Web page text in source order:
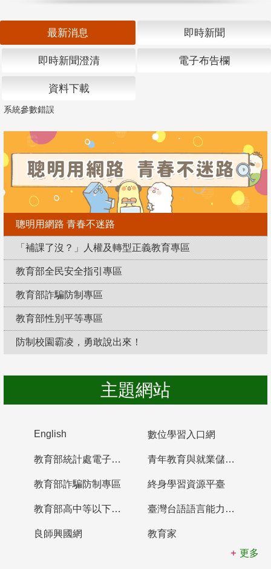
最新消息 即時新聞
即時新聞澄清 電子布告欄
資料下載
系統參數錯誤
聰明用網路 青春不迷路
「補課了沒？」人權及轉型正義教育專區
教育部全民安全指引專區
教育部詐騙防制專區
教育部性別平等專區
防制校園霸凌，勇敢說出來！
主題網站
English 數位學習入口網
教育部統計處電子書櫃 青年教育與就業儲蓄帳戶
教育部詐騙防制專區 終身學習資源平臺
教育部高中等以下學校及幼兒園教師資格檢定考試 臺灣台語語言能力認證網站
良師興國網
教育家
更多